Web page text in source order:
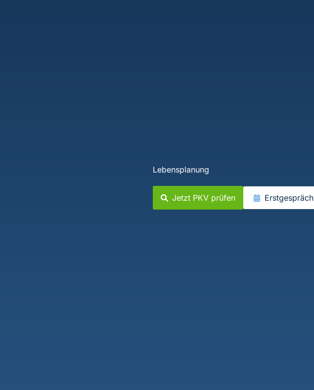
Lebensplanung
Jetzt PKV prüfen Erstgespräch